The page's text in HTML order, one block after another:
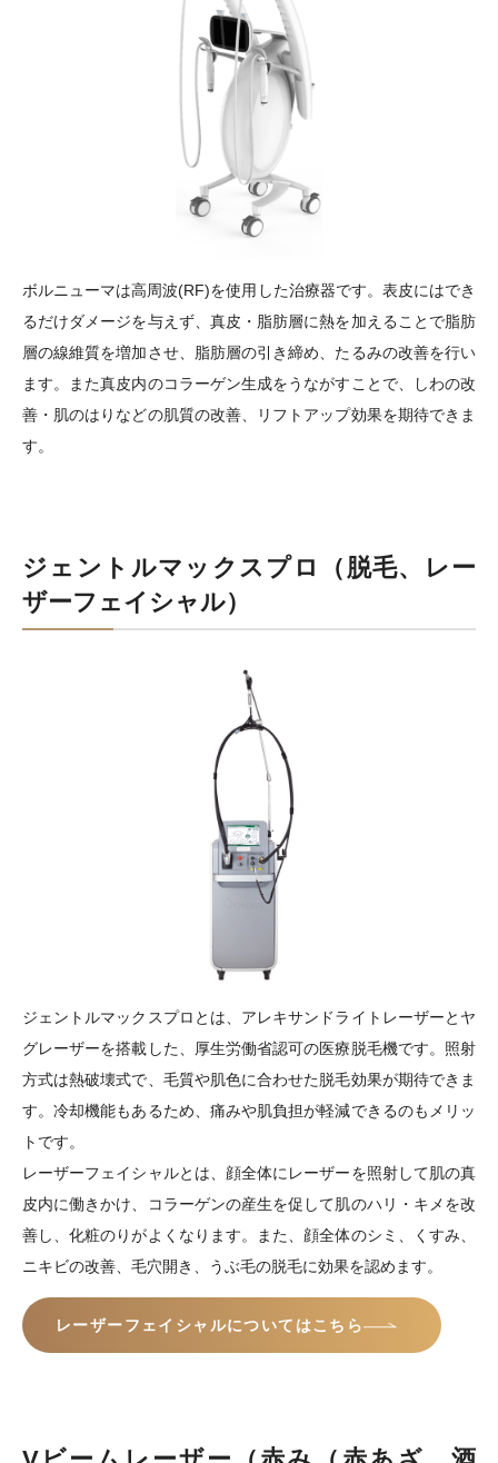
ボルニューマは高周波(RF)を使用した治療器です。表皮にはでき
るだけダメージを与えず、真皮・脂肪層に熱を加えることで脂肪
層の線維質を増加させ、脂肪層の引き締め、たるみの改善を行い
ます。また真皮内のコラーゲン生成をうながすことで、しわの改
善・肌のはりなどの肌質の改善、リフトアップ効果を期待できま
す。
ジェントルマックスプロ（脱毛、レー
ザーフェイシャル）
ジェントルマックスプロとは、アレキサンドライトレーザーとヤ
グレーザーを搭載した、厚生労働省認可の医療脱毛機です。照射
方式は熱破壊式で、毛質や肌色に合わせた脱毛効果が期待できま
す。冷却機能もあるため、痛みや肌負担が軽減できるのもメリッ
トです。
レーザーフェイシャルとは、顔全体にレーザーを照射して肌の真
皮内に働きかけ、コラーゲンの産生を促して肌のハリ・キメを改
善し、化粧のりがよくなります。また、顔全体のシミ、くすみ、
ニキビの改善、毛穴開き、うぶ毛の脱毛に効果を認めます。
レーザーフェイシャルについてはこちら